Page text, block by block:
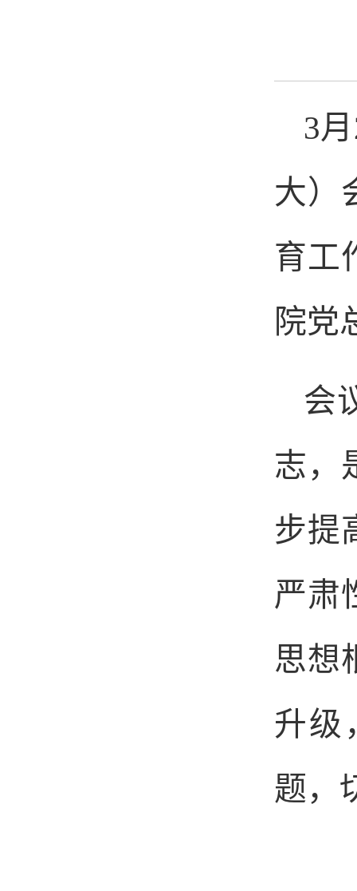
3
大）
育工
院党
会
志，
步提
严肃
思想
升级
题，